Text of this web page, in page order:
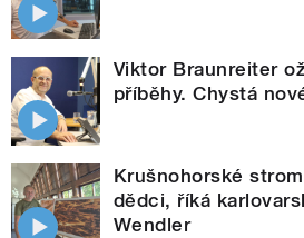
Viktor Braunreiter
příběhy. Chystá
Krušnohorské
dědci, říká
Wendler